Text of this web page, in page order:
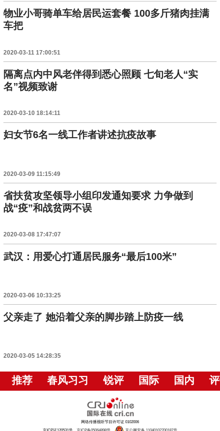
物业小哥骑单车给居民运套餐 100多斤猪肉挂满
车把
2020-03-11 17:00:51
隔离点内中风老伴得到悉心照顾 七旬老人“实
名”视频致谢
2020-03-10 18:14:11
妇女节6名一线工作者讲述抗疫故事
2020-03-09 11:15:49
省扶贫攻坚领导小组印发通知要求 力争做到
战“疫”和战贫两不误
2020-03-08 17:47:07
武汉：用爱心打通居民服务“最后100米”
2020-03-06 10:33:25
父亲走了 她沿着父亲的脚步踏上防疫一线
2020-03-05 14:28:35
推荐 春风习习 锐评 国际 国内
网络传播视听节目许可证 0102006
京ICP证120531号 京ICP备05064898号 京公网安备 11040102700187号